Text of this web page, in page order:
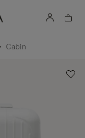
Cabin